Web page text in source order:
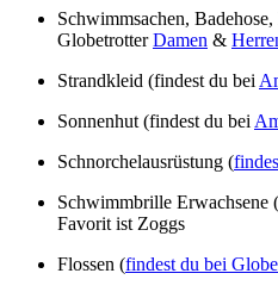
Schwimmsachen,
GlobetrotterDamen &
Strandkleid (findest du bei
Sonnenhut (findest du bei
Schnorchelausrüstung (
Schwimmbrille Erwachsene (
Favorit ist Zoggs
Flossen (findest du bei